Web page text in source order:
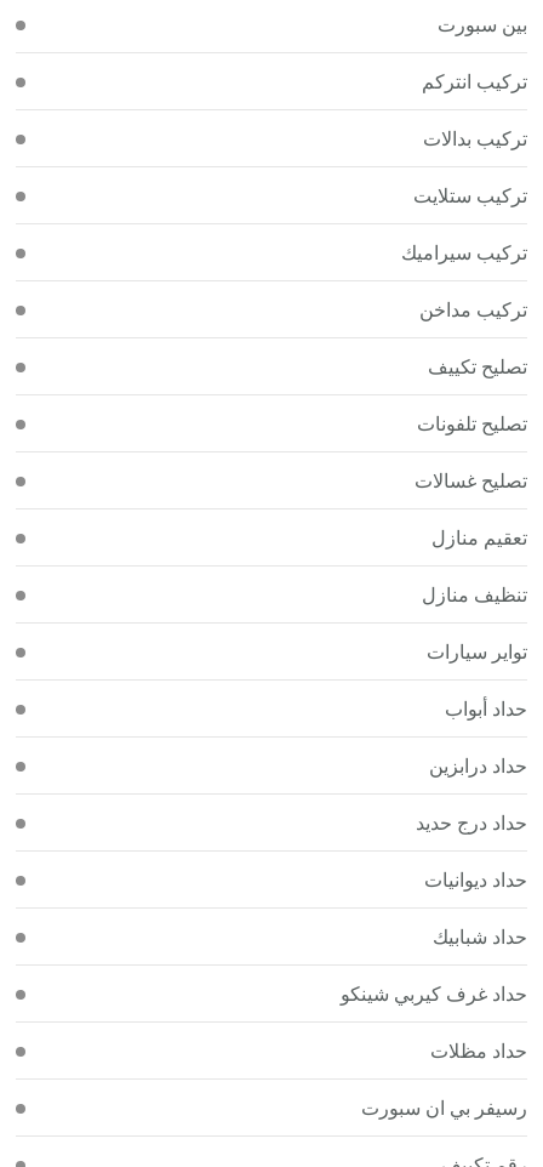
بين سبورت
تركيب انتركم
تركيب بدالات
تركيب ستلايت
تركيب سيراميك
تركيب مداخن
تصليح تكييف
تصليح تلفونات
تصليح غسالات
تعقيم منازل
تنظيف منازل
تواير سيارات
حداد أبواب
حداد درابزين
حداد درج حديد
حداد ديوانيات
حداد شبابيك
حداد غرف كيربي شينكو
حداد مظلات
رسيفر بي ان سبورت